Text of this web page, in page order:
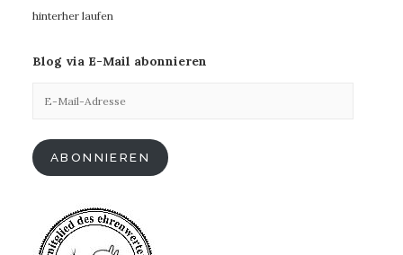
hinterher laufen
Blog via E-Mail abonnieren
Mail-
ABONNIEREN